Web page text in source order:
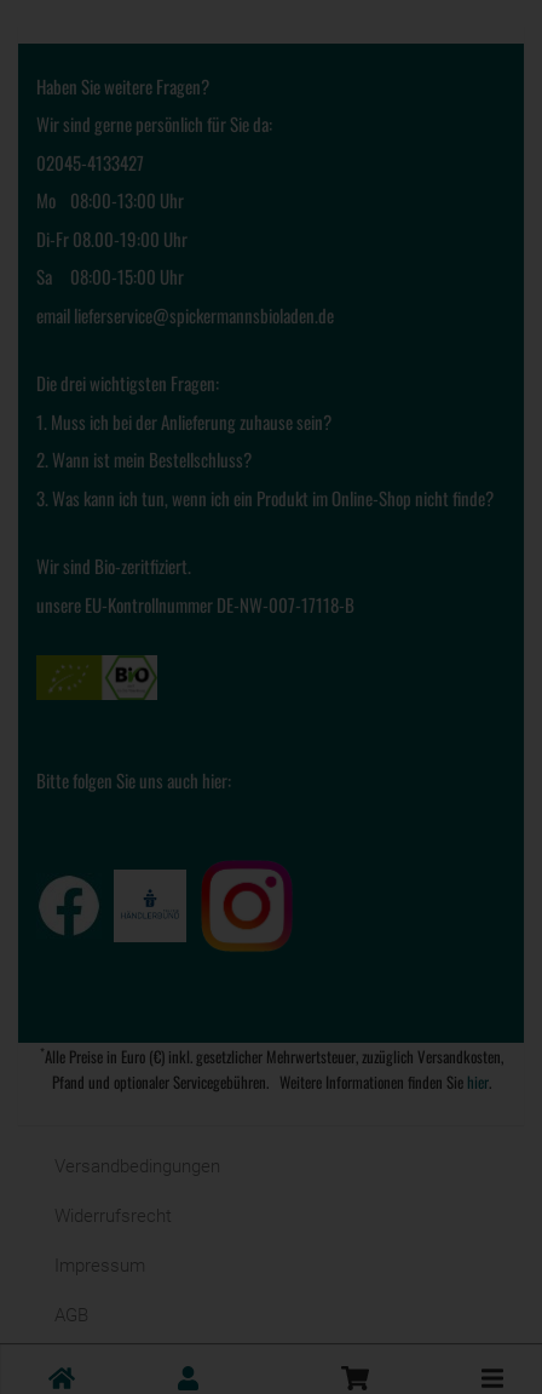
Haben Sie weitere Fragen?
Wir sind gerne persönlich für Sie da:
02045-4133427
Mo 08:00-13:00 Uhr
Di-Fr 08.00-19:00 Uhr
Sa 08:00-15:00 Uhr
email lieferservice@spickermannsbioladen.de
Die drei wichtigsten Fragen:
1. Muss ich bei der Anlieferung zuhause sein?
2. Wann ist mein Bestellschluss?
3. Was kann ich tun, wenn ich ein Produkt im Online-Shop nicht finde?
Wir sind Bio-zeritfiziert.
unsere EU-Kontrollnummer DE-NW-007-17118-B
Bitte folgen Sie uns auch hier:
*Alle Preise in Euro (€) inkl. gesetzlicher Mehrwertsteuer, zuzüglich Versandkosten,
Pfand und optionaler Servicegebühren. Weitere Informationen finden Sie hier.
Versandbedingungen
Widerrufsrecht
Impressum
AGB
Datenschutz Toggle